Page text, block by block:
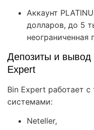
Аккаунт
долларов, до 5
неограниченная
Депозиты и вывод
Expert
Bin Expert работает
системами:
Neteller,